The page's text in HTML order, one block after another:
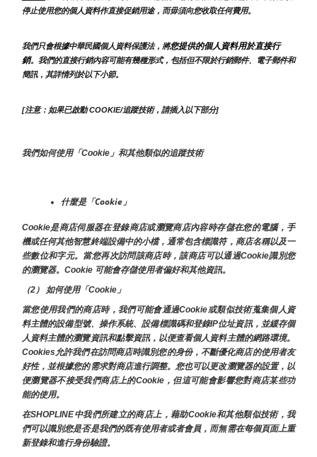
停止使用您的個人資料作直接促銷用途，而毋須向您收取任何費用。
我們只會根據中華民國個人資料保護法，將您提供的個人資料用於直接行
銷。我們的直接行銷內容可能有幾種形式，包括但不限於行銷郵件、電子郵件和
簡訊，其詳情列於以下小節。
[注意：如果已啟動 COOKIE/追蹤技術，請插入以下部分]
我們如何使用「Cookie」和其他類似的追蹤技術
什麼是「Cookie」
Cookie是商店伺服器在登錄商店或瀏覽商店內容時存儲在您的電腦，手
機或任何其他智慧終端設備中的小檔，通常包含標識符，商店名稱以及一
些數位和字元。當您再次訪問該商店時，該商店可以通過Cookie識別您
的瀏覽器。Cookie 可能會存儲使用者偏好和其他資訊。
（2） 如何使用「Cookie」
當您使用我們的商店時，我們可能會通過Cookie或類似技術蒐集個人資
料主體的設備型號、操作系統、設備標識碼和登錄IP位址資訊，並緩存個
人資料主體的瀏覽資訊和點擊資訊，以便查看個人資料主體的網路環境。
Cookies允許我們在訪問商店時識別您的身份，不斷優化商店的使用者友
好性，並根據您的需求對商店進行調整。您也可以更改瀏覽器的設置，以
便瀏覽器不接受我們商店上的Cookie，但這可能會影響您對商店某些功
能的使用。
在SHOPLINE中我們所建立的商店上，藉助Cookie和其他類似技術，我
們可以識別您是否是我們的既有使用者或者會員，而無需在每個頁面上重
新登錄和進行身份驗證。